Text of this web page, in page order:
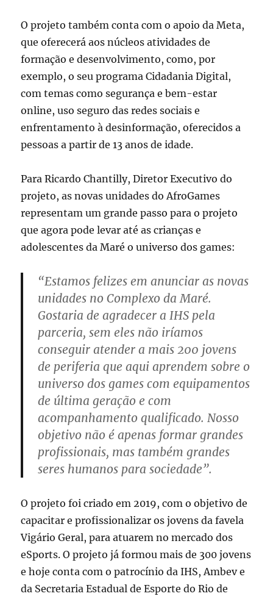
O projeto também conta com o apoio da Meta,
que oferecerá aos núcleos atividades de
formação e desenvolvimento, como, por
exemplo, o seu programa Cidadania Digital,
com temas como segurança e bem-estar
online, uso seguro das redes sociais e
enfrentamento à desinformação, oferecidos a
pessoas a partir de 13 anos de idade.
Para Ricardo Chantilly, Diretor Executivo do
projeto, as novas unidades do AfroGames
representam um grande passo para o projeto
que agora pode levar até as crianças e
adolescentes da Maré o universo dos games:
“Estamos felizes em anunciar as novas
unidades no Complexo da Maré.
Gostaria de agradecer a IHS pela
parceria, sem eles não iríamos
conseguir atender a mais 200 jovens
de periferia que aqui aprendem sobre o
universo dos games com equipamentos
de última geração e com
acompanhamento qualificado. Nosso
objetivo não é apenas formar grandes
profissionais, mas também grandes
seres humanos para sociedade”.
O projeto foi criado em 2019, com o objetivo de
capacitar e profissionalizar os jovens da favela
Vigário Geral, para atuarem no mercado dos
eSports. O projeto já formou mais de 300 jovens
e hoje conta com o patrocínio da IHS, Ambev e
da Secretaria Estadual de Esporte do Rio de